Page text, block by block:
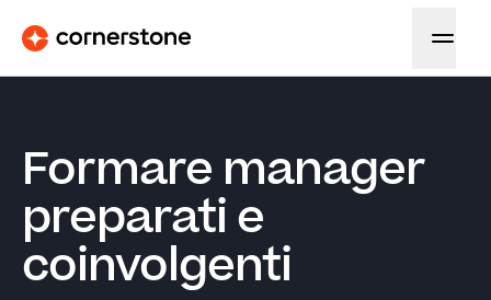
Formare manager
preparati e
coinvolgenti